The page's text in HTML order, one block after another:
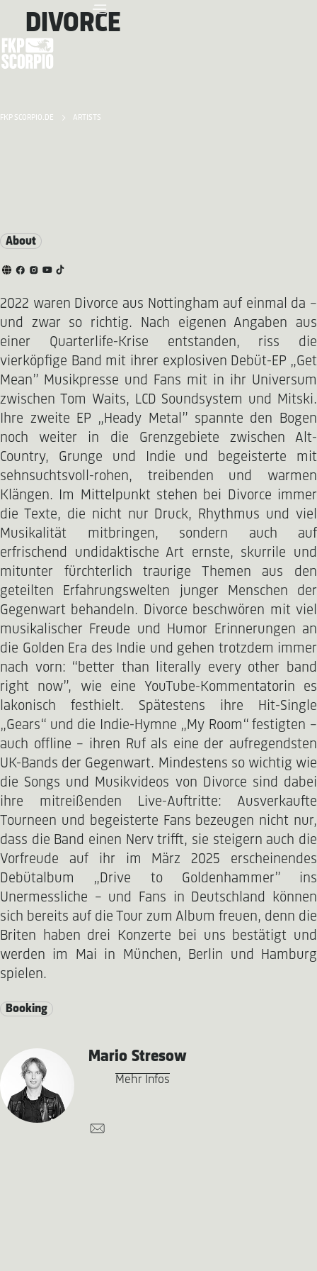
FKP SCORPIO.DE ARTISTS
DIVORCE
About
2022 waren Divorce aus Nottingham auf einmal da –
und zwar so richtig. Nach eigenen Angaben aus
einer Quarterlife-Krise entstanden, riss die
vierköpfige Band mit ihrer explosiven Debüt-EP „Get
Mean” Musikpresse und Fans mit in ihr Universum
zwischen Tom Waits, LCD Soundsystem und Mitski.
Ihre zweite EP „Heady Metal” spannte den Bogen
noch weiter in die Grenzgebiete zwischen Alt-
Country, Grunge und Indie und begeisterte mit
sehnsuchtsvoll-rohen, treibenden und warmen
Klängen. Im Mittelpunkt stehen bei Divorce immer
die Texte, die nicht nur Druck, Rhythmus und viel
Musikalität mitbringen, sondern auch auf
erfrischend undidaktische Art ernste, skurrile und
mitunter fürchterlich traurige Themen aus den
geteilten Erfahrungswelten junger Menschen der
Gegenwart behandeln. Divorce beschwören mit viel
musikalischer Freude und Humor Erinnerungen an
die Golden Era des Indie und gehen trotzdem immer
nach vorn: “better than literally every other band
right now”, wie eine YouTube-Kommentatorin es
lakonisch festhielt. Spätestens ihre Hit-Single
„Gears“ und die Indie-Hymne „My Room“ festigten –
auch offline – ihren Ruf als eine der aufregendsten
UK-Bands der Gegenwart. Mindestens so wichtig wie
die Songs und Musikvideos von Divorce sind dabei
ihre mitreißenden Live-Auftritte: Ausverkaufte
Tourneen und begeisterte Fans bezeugen nicht nur,
dass die Band einen Nerv trifft, sie steigern auch die
Vorfreude auf ihr im März 2025 erscheinendes
Debütalbum „Drive to Goldenhammer” ins
Unermessliche – und Fans in Deutschland können
sich bereits auf die Tour zum Album freuen, denn die
Briten haben drei Konzerte bei uns bestätigt und
werden im Mai in München, Berlin und Hamburg
spielen.
Booking
Mario Stresow
Mehr Infos